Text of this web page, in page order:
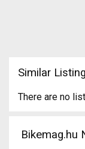
Similar
There are no
Bikemag.hu